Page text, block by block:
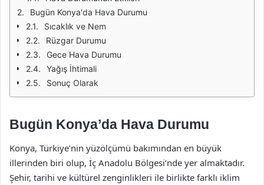
Bugün Konya'da Hava Durumu
Sıcaklık ve Nem
Rüzgar Durumu
Gece Hava Durumu
Yağış İhtimali
Sonuç Olarak
Bugün Konya’da Hava Durumu
Konya, Türkiye’nin yüzölçümü bakımından en büyük
illerinden biri olup, İç Anadolu Bölgesi’nde yer almaktadır.
Şehir, tarihi ve kültürel zenginlikleri ile birlikte farklı iklim